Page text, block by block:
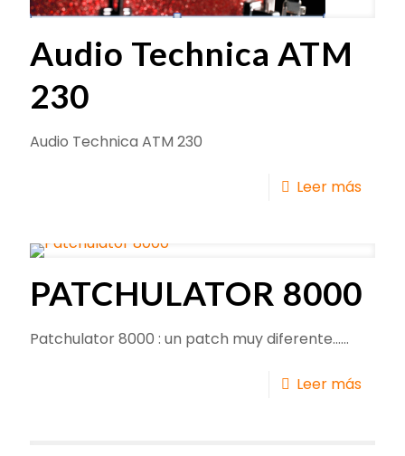
Audio Technica ATM
230
Audio Technica ATM 230
Leer más
PATCHULATOR 8000
Patchulator 8000 : un patch muy diferente......
Leer más